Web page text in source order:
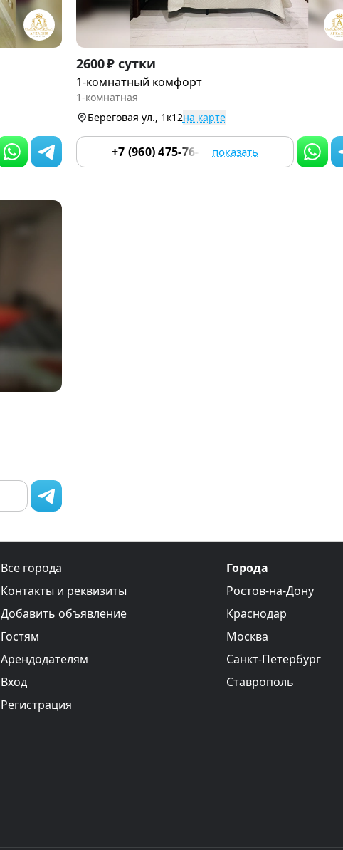
Item
1
of
2600 ₽ сутки
1-комнатный комфорт
1-комнатная
Береговая ул., 1к12на карте
+7 (960) 475-76-55 показать
Все города
Контакты и реквизиты
Добавить объявление
Гостям
Арендодателям
Вход
Регистрация
Города
Ростов-на-Дону
Краснодар
Москва
Санкт-Петербург
Ставрополь